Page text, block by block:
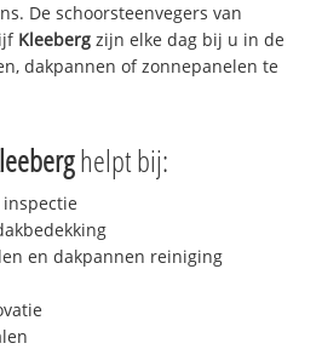
De schoorsteenvegers van
Kleeberg zijn elke dag bij u in de
dakpannen of zonnepanelen te
helpt bij:
inspectie
en dakpannen reiniging